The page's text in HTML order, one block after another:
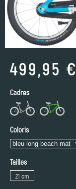
499,95 €
Cadres
Coloris
Tailles
21 cm